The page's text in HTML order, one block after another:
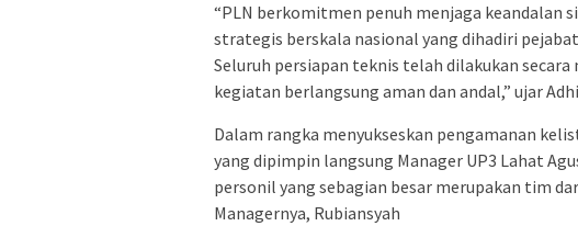
“PLN berkomitmen penuh menjaga keandalan
strategis berskala nasional yang dihadiri
Seluruh persiapan teknis telah dilakukan
kegiatan berlangsung aman dan andal,” ujar Adhi
Dalam rangka menyukseskan pengamanan
yang dipimpin langsung Manager UP3 Lahat
personil yang sebagian besar merupakan tim
Managernya, Rubiansyah